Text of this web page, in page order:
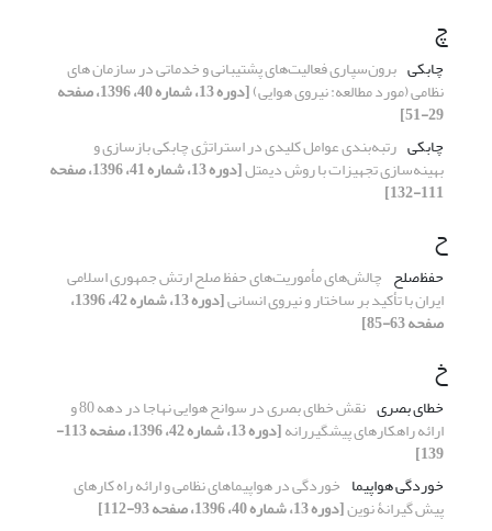
چ
چابکی برون‌سپاری فعالیت‌های پشتیبانی و خدماتی در سازمان های
نظامی (مورد مطالعه: نیروی هوایی) [دوره 13، شماره 40، 1396، صفحه
29-51]
چابکی رتبه‌بندی عوامل کلیدی در استراتژی چابکی بازسازی و
بهینه‌سازی تجهیزات با روش دیمتل [دوره 13، شماره 41، 1396، صفحه
111-132]
ح
حفظ‌صلح چالش‌های مأموریت‌های حفظ صلح ارتش جمهوری اسلامی
ایران با تأکید بر ساختار و نیروی انسانی [دوره 13، شماره 42، 1396،
صفحه 63-85]
خ
خطای بصری نقش خطای بصری در سوانح هوایی نهاجا در دهه 80 و
ارائه راهکارهای پیشگیررانه [دوره 13، شماره 42، 1396، صفحه 113-
139]
خوردگی هواپیما خوردگی در هواپیماهای نظامی و ارائه راه کارهای
پیش گیرانۀ نوین[دوره 13، شماره 40، 1396، صفحه 93-112]